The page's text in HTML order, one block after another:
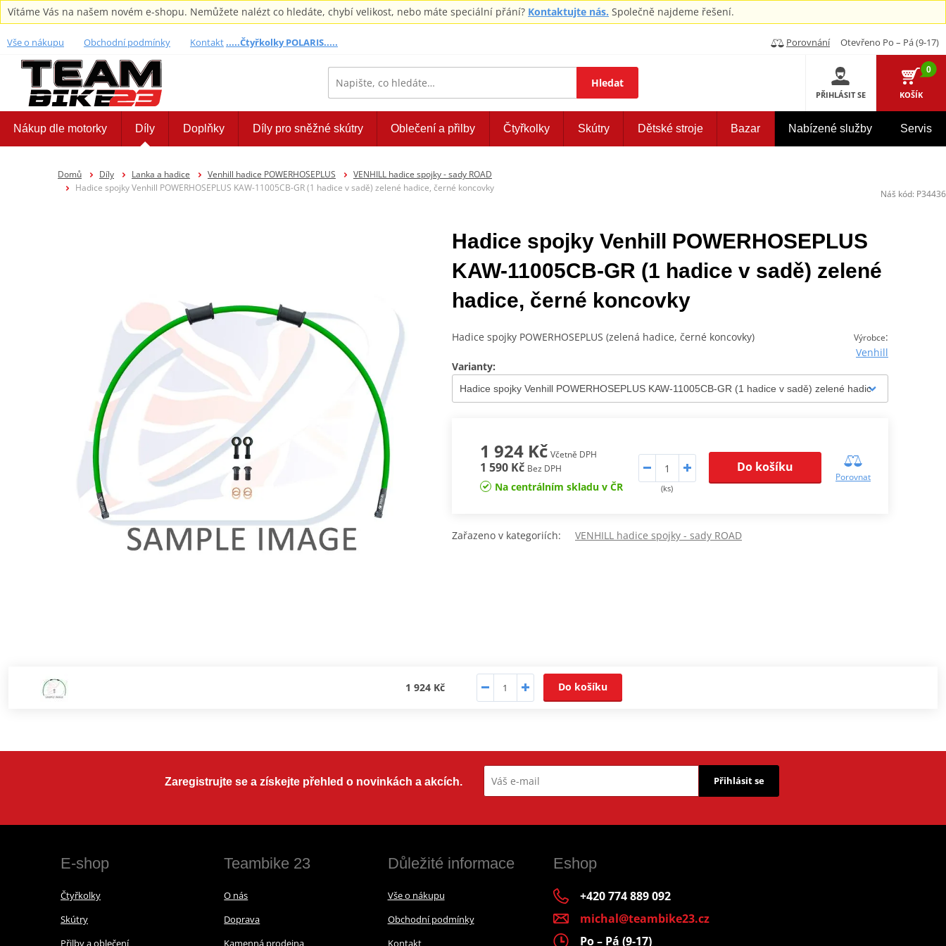
Vítáme Vás na našem novém e-shopu. Nemůžete nalézt co hledáte, chybí velikost, nebo máte speciální přání? Kontaktujte nás. Společně najdeme řešení.
Vše o nákupu Obchodní podmínky Kontakt.....Čtyřkolky POLARIS..... Porovnání Otevřeno Po – Pá (9-17)
Hledat
PŘIHLÁSIT SE
0
KOŠÍK
Nákup dle motorky Díly Doplňky Díly pro sněžné skútry Oblečení a přilby Čtyřkolky Skútry Dětské stroje Bazar Nabízené služby Servis
Domů Díly Lanka a hadice Venhill hadice POWERHOSEPLUS
VENHILL hadice spojky - sady ROAD
Hadice spojky Venhill POWERHOSEPLUS KAW-11005CB-GR (1 hadice v sadě) zelené hadice, černé koncovky
Hadice spojky Venhill POWERHOSEPLUS
KAW-11005CB-GR (1 hadice v sadě) zelené
hadice, černé koncovky
Výrobce:
Venhill
Hadice spojky POWERHOSEPLUS (zelená hadice, černé koncovky)
Varianty:
1 924 Kč Včetně DPH
1 590 Kč Bez DPH
Na centrálním skladu v ČR (ks)
Do košíku
Porovnat
Zařazeno v kategoriích: VENHILL hadice spojky - sady ROAD
1 924 Kč Do košíku
Náš kód: P34436
Zaregistrujte se a získejte přehled o novinkách a akcích. Přihlásit se
E-shop
Čtyřkolky
Skútry
Přilby a oblečení
Teambike 23
O nás
Doprava
Kamenná prodejna
Důležité informace
Vše o nákupu
Obchodní podmínky
Kontakt
Eshop
+420 774 889 092
michal@teambike23.cz
Po – Pá (9-17)